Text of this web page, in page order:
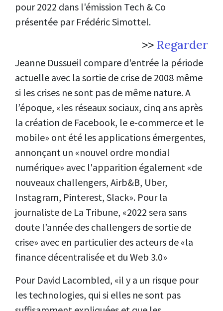
pour 2022 dans l'émission Tech & Co
présentée par Frédéric Simottel.
>> Regarder
Jeanne Dussueil compare d'entrée la période
actuelle avec la sortie de crise de 2008 même
si les crises ne sont pas de même nature. A
l’époque, «les réseaux sociaux, cinq ans après
la création de Facebook, le e-commerce et le
mobile» ont été les applications émergentes,
annonçant un «nouvel ordre mondial
numérique» avec l'apparition également «de
nouveaux challengers, Airb&B, Uber,
Instagram, Pinterest, Slack». Pour la
journaliste de La Tribune, «2022 sera sans
doute l’année des challengers de sortie de
crise» avec en particulier des acteurs de «la
finance décentralisée et du Web 3.0»
Pour David Lacombled, «il y a un risque pour
les technologies, qui si elles ne sont pas